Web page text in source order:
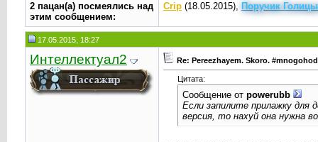
2 пацан(а) посмеялись над
этим сообщением:
Crip(18.05.2015), Поручик
17.05.2015, 18:27
Интеллектуал2 Re: Pereezhayem. Skoro.
Цитата:
Сообщение от powerubb
Если запилите прилажку для
версия, то нахуй она нужна